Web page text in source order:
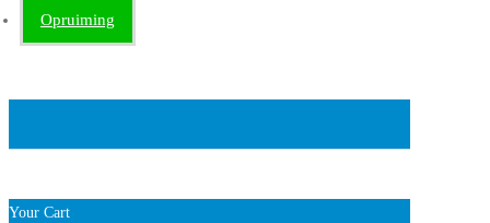
Opruiming
Your Cart